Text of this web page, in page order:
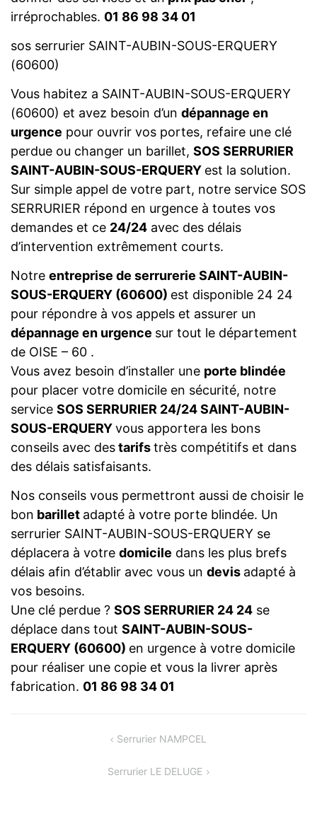
irréprochables. 01 86 98 34 01
sos serrurier SAINT-AUBIN-SOUS-ERQUERY
(60600)
Vous habitez a SAINT-AUBIN-SOUS-ERQUERY
(60600) et avez besoin d’un dépannage en
urgence pour ouvrir vos portes, refaire une clé
perdue ou changer un barillet, SOS SERRURIER
SAINT-AUBIN-SOUS-ERQUERY est la solution.
Sur simple appel de votre part, notre service SOS
SERRURIER répond en urgence à toutes vos
demandes et ce 24/24 avec des délais
d’intervention extrêmement courts.
Notre entreprise de serrurerie SAINT-AUBIN-
SOUS-ERQUERY (60600) est disponible 24 24
pour répondre à vos appels et assurer un
dépannage en urgence sur tout le département
de OISE – 60 .
Vous avez besoin d’installer une porte blindée
pour placer votre domicile en sécurité, notre
service SOS SERRURIER 24/24 SAINT-AUBIN-
SOUS-ERQUERYvous apportera les bons
conseils avec destarifstrès compétitifs et dans
des délais satisfaisants.
Nos conseils vous permettront aussi de choisir le
bon barillet adapté à votre porte blindée. Un
serrurier SAINT-AUBIN-SOUS-ERQUERY se
déplacera à votre domicile dans les plus brefs
délais afin d’établir avec vous un devis adapté à
vos besoins.
Une clé perdue ? SOS SERRURIER 24 24 se
déplace dans tout SAINT-AUBIN-SOUS-
ERQUERY (60600) en urgence à votre domicile
pour réaliser une copie et vous la livrer après
fabrication. 01 86 98 34 01
Serrurier NAMPCEL
Serrurier LE DELUGE